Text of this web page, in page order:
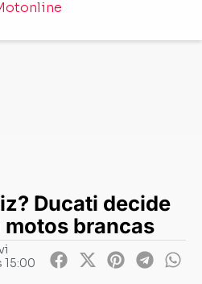
-Nutella ou raiz? Ducati decide
Ducati decide
motos brancas
15:00